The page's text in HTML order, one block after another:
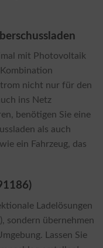
mit Photovoltaik
nicht nur für den
ins Netz
benötigen Sie eine
als auch
ein Fahrzeug, das
Ladelösungen
sondern übernehmen
Lassen Sie